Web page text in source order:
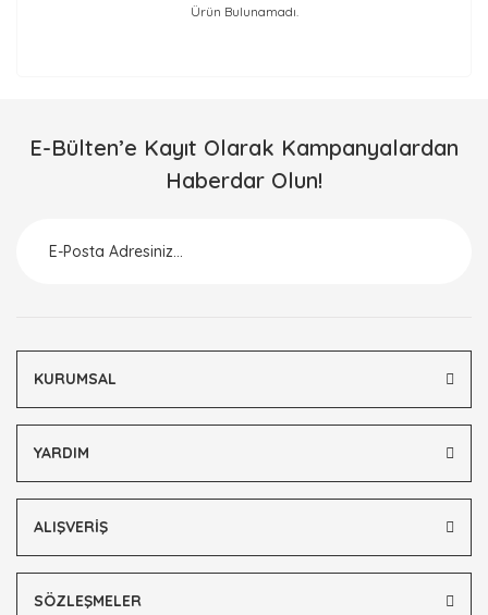
Ürün Bulunamadı.
E-Bülten’e Kayıt Olarak Kampanyalardan
Haberdar Olun!
KURUMSAL
YARDIM
ALIŞVERİŞ
SÖZLEŞMELER